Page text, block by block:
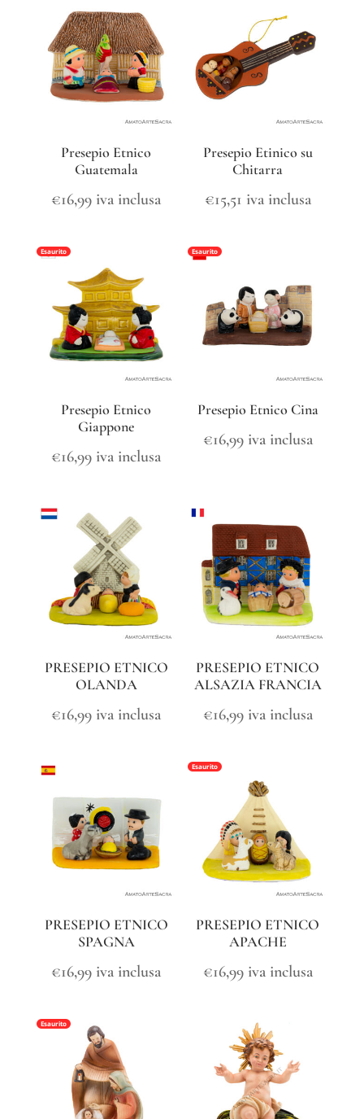
Presepio Etnico
Guatemala
€16,99 iva inclusa
Presepio Etinico su
Chitarra
€15,51 iva inclusa
Esaurito
Presepio Etnico
Giappone
€16,99 iva inclusa
Esaurito
Presepio Etnico Cina
€16,99 iva inclusa
PRESEPIO ETNICO
OLANDA
€16,99 iva inclusa
PRESEPIO ETNICO
ALSAZIA FRANCIA
€16,99 iva inclusa
PRESEPIO ETNICO
SPAGNA
€16,99 iva inclusa
Esaurito
PRESEPIO ETNICO
APACHE
€16,99 iva inclusa
Esaurito